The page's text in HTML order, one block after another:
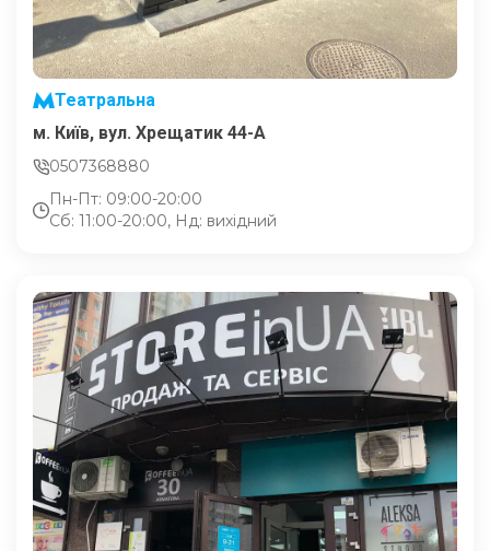
Театральна
м. Київ, вул. Хрещатик 44-A
0507368880
Пн-Пт: 09:00-20:00
Сб: 11:00-20:00, Нд: вихідний